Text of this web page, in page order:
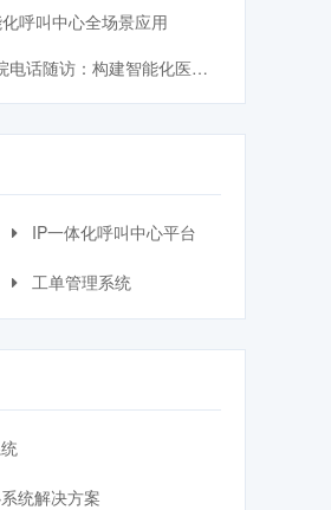
呼叫中心全场景应用
随访：构建智能化医患服务
IP一体化呼叫中心平台
工单管理系统
统解决方案